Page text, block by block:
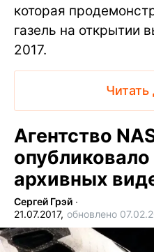
которая
газель на открытии
2017.
Читать
Агентство
опубликовало
архивных
Сергей Грэй ∙
21.07.2017, обновлено